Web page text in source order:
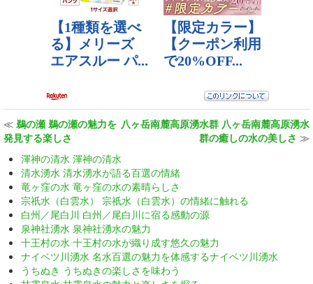
≪ 鵜の瀬 鵜の瀬の魅力を
発見する楽しさ
八ヶ岳南麓高原湧水群 八ヶ岳南麓高原湧水
群の癒しの水の美しさ ≫
渾神の清水 渾神の清水
清水湧水 清水湧水が語る百選の情緒
竜ヶ窪の水 竜ヶ窪の水の素晴らしさ
宗祇水（白雲水） 宗祇水（白雲水）の情緒に触れる
白州／尾白川 白州／尾白川に宿る感動の源
泉神社湧水 泉神社湧水の魅力
十王村の水 十王村の水が織り成す悠久の魅力
ナイベツ川湧水 名水百選の魅力を体感するナイベツ川湧水
うちぬき うちぬきの楽しさを味わう